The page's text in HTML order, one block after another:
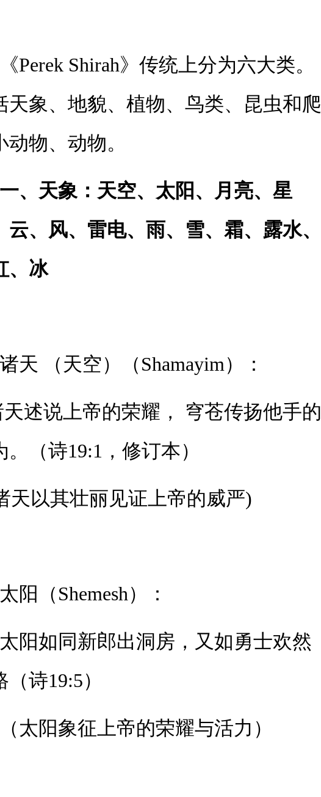
《Perek Shirah》传统上分为六大类。
天象、地貌、植物、鸟类、昆虫和爬
动物、动物。
一、天象：天空、太阳、月亮、星
云、风、雷电、雨、雪、霜、露水、
、冰
天 （天空）（Shamayim）：
述说上帝的荣耀， 穹苍传扬他手的
。（诗19:1，修订本）
天以其壮丽见证上帝的威严)
阳（Shemesh）：
太阳如同新郎出洞房，又如勇士欢然
（诗19:5）
（太阳象征上帝的荣耀与活力）